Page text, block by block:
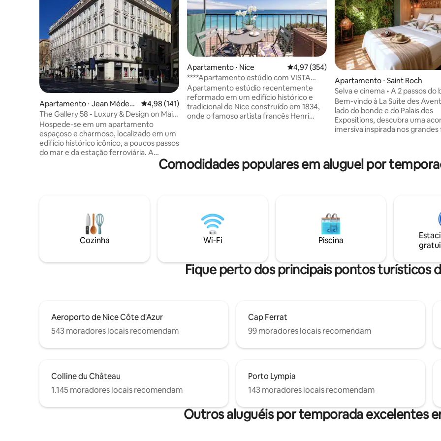
Apartamento ⋅ Jean Médeci
n
4,98 de uma avaliação média de 5, 141 avaliações
4,98 (141)
The Gallery 58 - Luxury & Design on Main
Avenue
Hospede-se em um apartamento
espaçoso e charmoso, localizado em um
edifício histórico icônico, a poucos passos
do mar e da estação ferroviária. A
localização perfeita para explorar Nice a
pé — entre praias, o centro da cidade e o
apartamento totalmente equipado
oferece tudo o que você precisa para
uma estadia confortável e sem
preocupações. Tudo está no lugar para
inesquecível.
Apartamento ⋅ Nice 4,97 de uma avaliação média de 5, 354
4,97 (354)
****Apartamento estúdio com VISTA
MAR e VARANDA****
Apartamento estúdio recentemente
reformado em um edifício histórico e
tradicional de Nice construído em 1834,
onde o famoso artista francês Henri
na sua porta. A poucos minutos a pé do
coração da cidade, da cidade velha
Quarto de 32 m² (344 pés²)
Apartamento ⋅ Saint Roch
Selva e cinema • A 2 passos do
Ar-condicionado
Bem-vindo à La Suite des
lado do bonde e do Palais des
Expositions, descubra uma
imersiva inspirada nos
banheiro em estilo de caverna
cinema privativo com projetor
oferece uma experiência
coração de Nice.
Comodidades populares em aluguel por
Cozinha Wi-Fi Piscina
Fique perto dos principais pontos turísticos
Aeroporto de Nice Côte d'Azur
543 moradores locais recomendam
Cap Ferrat
99 moradores locais recomendam
Colline du Château
1.145 moradores locais recomendam
Porto Lympia
143 moradores locais recomendam
Outros aluguéis por temporada excelentes